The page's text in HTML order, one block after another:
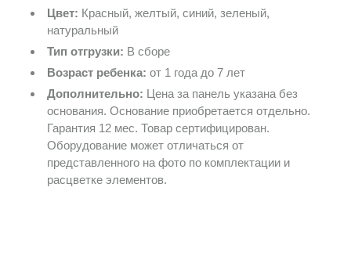
Цвет: Красный, желтый, синий, зеленый,
натуральный
Тип отгрузки: В сборе
Возраст ребенка: от 1 года до 7 лет
Дополнительно: Цена за панель указана без
основания. Основание приобретается отдельно.
Гарантия 12 мес. Товар сертифицирован.
Оборудование может отличаться от
представленного на фото по комплектации и
расцветке элементов.